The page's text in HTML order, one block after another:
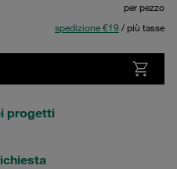
per pezzo
spedizione €19 / più tasse
progetti